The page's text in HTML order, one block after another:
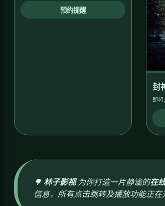
预约提醒
封
即
🌳 林子影视为你打造一片静谧的在
信息，所有点击跳转及播放功能正在